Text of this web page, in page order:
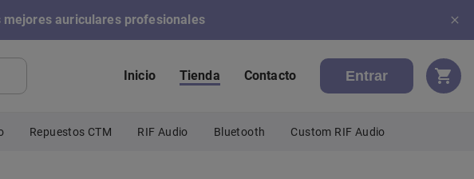
auriculares profesionales
Inicio Tienda Contacto Entrar
Repuestos CTM RIF Audio Bluetooth Custom RIF Audio